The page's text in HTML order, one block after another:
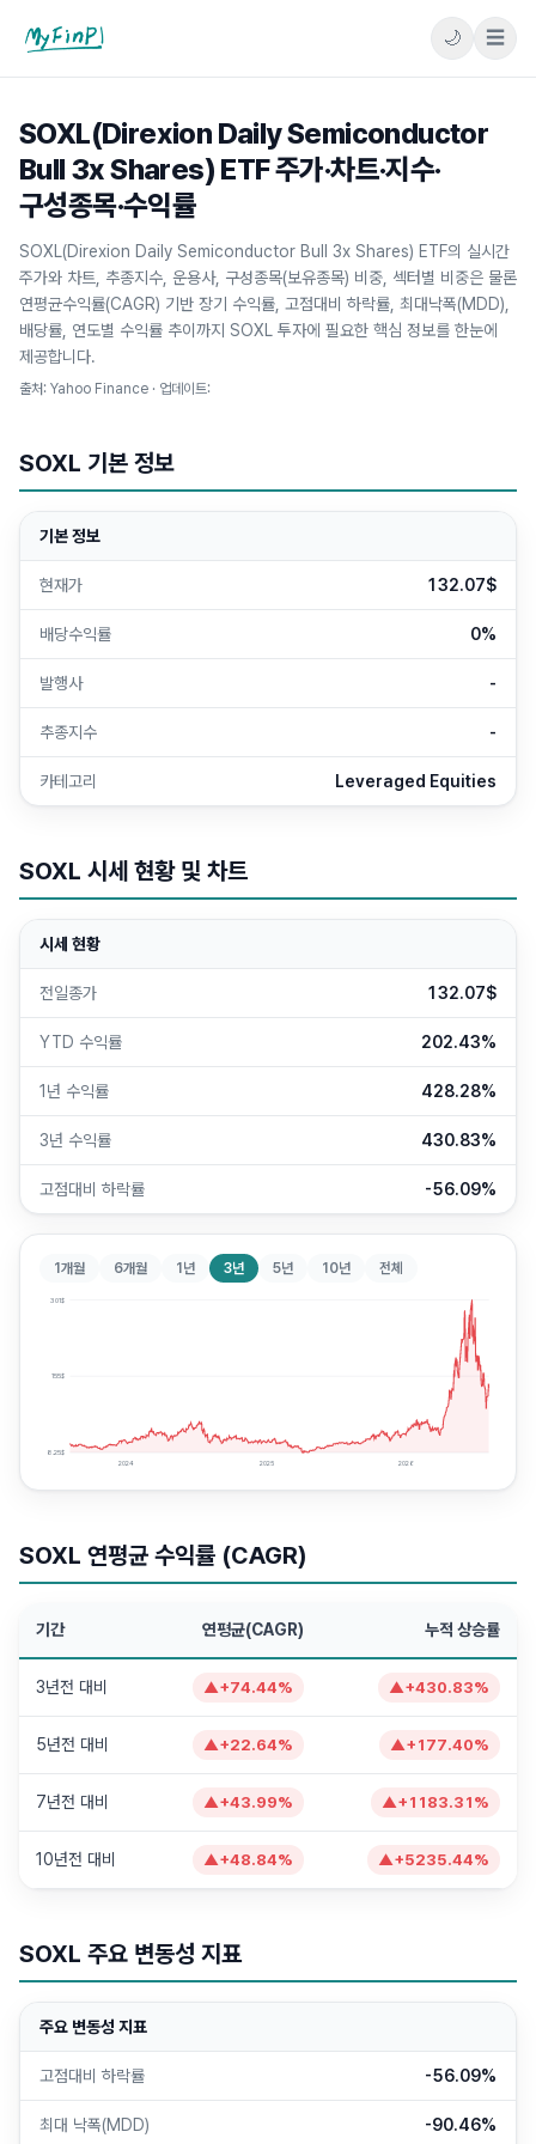
마이핀플
🌙 ☰
SOXL(Direxion Daily Semiconductor
Bull 3x Shares) ETF 주가·차트·지수·
구성종목·수익률
SOXL(Direxion Daily Semiconductor Bull 3x Shares) ETF의 실시간
주가와 차트, 추종지수, 운용사, 구성종목(보유종목) 비중, 섹터별 비중은 물론
연평균수익률(CAGR) 기반 장기 수익률, 고점대비 하락률, 최대낙폭(MDD),
배당률, 연도별 수익률 추이까지 SOXL 투자에 필요한 핵심 정보를 한눈에
제공합니다.
출처: Yahoo Finance · 업데이트:
SOXL 기본 정보
기본 정보
현재가 132.07$
배당수익률 0%
발행사 -
추종지수 -
카테고리 Leveraged Equities
SOXL 시세 현황 및 차트
시세 현황
전일종가 132.07$
YTD 수익률 202.43%
1년 수익률 428.28%
3년 수익률 430.83%
고점대비 하락률 -56.09%
1개월 6개월 1년 3년 5년 10년 전체
301$
155$
8.25$
2024 2025 2026
SOXL 연평균 수익률 (CAGR)
기간 연평균(CAGR) 누적 상승률
3년전 대비 ▲+74.44% ▲+430.83%
5년전 대비 ▲+22.64% ▲+ 177.40%
7년전 대비 ▲+43.99% ▲+ 1183.31 %
10년전 대비 ▲+48.84% ▲+5235.44%
SOXL 주요 변동성 지표
주요 변동성 지표
고점대비 하락률 -56.09%
최대 낙폭(MDD) -90.46%